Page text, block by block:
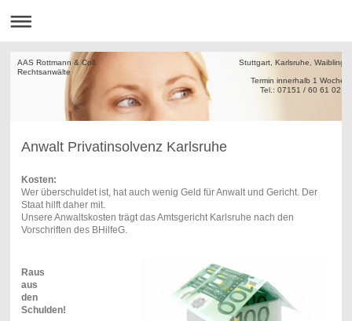
AAS Rottmann & Coll. Stuttgart, Karlsruhe,
Termin
Tel.: 07151 / 60 61 02
Anwalt Privatinsolvenz Karlsruhe
Kosten:
Wer überschuldet ist, hat auch wenig Geld für Anwalt und Gericht. Der
Staat hilft daher mit.
Unsere Anwaltskosten trägt das Amtsgericht Karlsruhe nach den
Vorschriften des BHilfeG.
Raus
aus
den
Schulden!